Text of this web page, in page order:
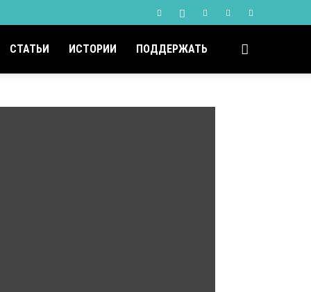
СТАТЬИ ИСТОРИИ ПОДДЕРЖАТЬ